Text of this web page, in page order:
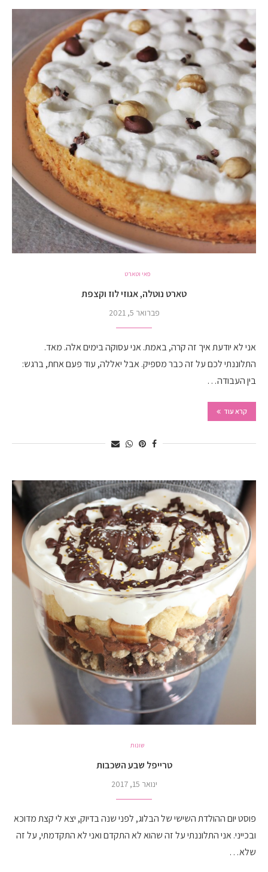
פאי וטארט
טארט נוטלה, אגוזי לוז וקצפת
פברואר 5, 2021
אני לא יודעת איך זה קרה, באמת. אני עסוקה בימים אלה. מאד.
התלוננתי לכם על זה כבר מספיק. אבל יאללה, עוד פעם אחת, ברגש:
בין העבודה…
קרא עוד
שונות
טרייפל שבע השכבות
ינואר 15, 2017
פוסט יום ההולדת השישי של הבלוג, לפני שנה בדיוק, יצא לי קצת מדוכא
ובכייני. אני התלוננתי על זה שהוא לא התקדם ואני לא התקדמתי, על זה
שלא…